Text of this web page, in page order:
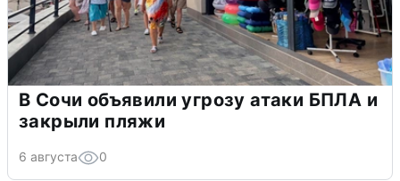
В Сочи объявили угрозу атаки БПЛА и
закрыли пляжи
6 августа 0